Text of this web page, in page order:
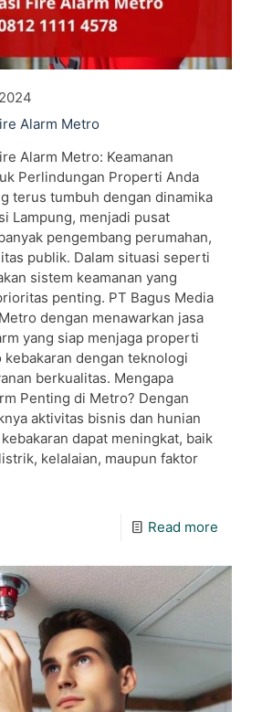
Alarm Metro
Alarm Metro: Keamanan
Perlindungan Properti Anda
terus tumbuh dengan dinamika
Lampung, menjadi pusat
pengembang perumahan,
publik. Dalam situasi seperti
sistem keamanan yang
penting. PT Bagus Media
dengan menawarkan jasa
yang siap menjaga properti
kebakaran dengan teknologi
berkualitas. Mengapa
Penting di Metro? Dengan
aktivitas bisnis dan hunian
dapat meningkat, baik
kelalaian, maupun faktor
Read more